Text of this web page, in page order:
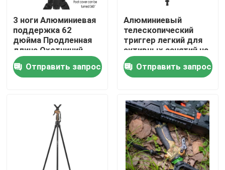
О Компании
Наша фабрика
контроль качества
Отправить запрос
Охотничье скобки
3 ноги Алюминиевая
поддержка 62
дюйма Продленная
длина Охотничий
штатив
Отправить запрос
Алюминиевый
телескопический
триггер легкий для
активных занятий на
открытом воздухе
Отправить запрос